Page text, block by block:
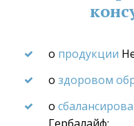
о продукции
о здоровом
о